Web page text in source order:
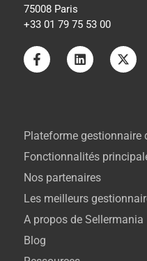
75008 Paris
+33 01 79 75 53 00
A propos de Sellermania
Blog
Plateforme gestionnaire
Fonctionnalités
Nos partenaires
Les meilleurs